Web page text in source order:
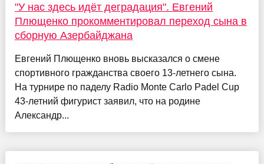
"У нас здесь идёт деградация". Евгений
Плющенко прокомментировал переход сына в
сборную Азербайджана
Евгений Плющенко вновь высказался о смене
спортивного гражданства своего 13-летнего сына.
На турнире по паделу Radio Monte Carlo Padel Cup
43-летний фигурист заявил, что на родине
Александр...